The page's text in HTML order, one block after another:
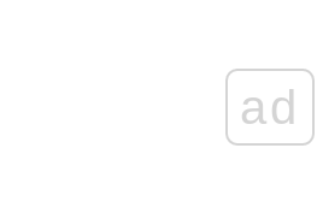
ad